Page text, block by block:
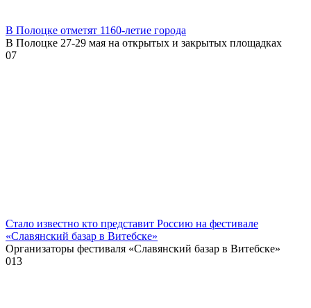
В Полоцке отметят 1160-летие города
В Полоцке 27-29 мая на открытых и закрытых площадках
07
Стало известно кто представит Россию на фестивале
«Славянский базар в Витебске»
Организаторы фестиваля «Славянский базар в Витебске»
013